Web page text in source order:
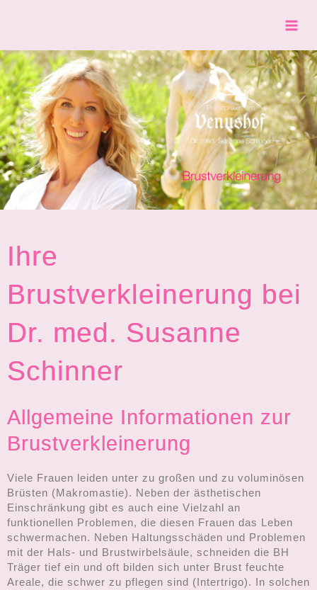
Ihre
Brustverkleinerung bei
Dr. med. Susanne
Schinner
Allgemeine Informationen zur
Brustverkleinerung
Viele Frauen leiden unter zu großen und zu voluminösen
Brüsten (Makromastie). Neben der ästhetischen
Einschränkung gibt es auch eine Vielzahl an
funktionellen Problemen, die diesen Frauen das Leben
schwermachen. Neben Haltungsschäden und Problemen
mit der Hals- und Brustwirbelsäule, schneiden die BH
Träger tief ein und oft bilden sich unter Brust feuchte
Areale, die schwer zu pflegen sind (Intertrigo). In solchen